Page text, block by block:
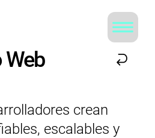
Web
crean
escalables y